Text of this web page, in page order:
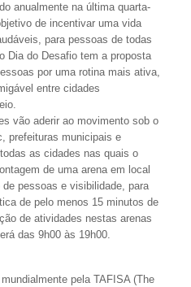
anualmente na última quarta-
de incentivar uma vida
para pessoas de todas
Dia do Desafio tem a proposta
por uma rotina mais ativa,
entre cidades
vão aderir ao movimento sob o
prefeituras municipais e
as cidades nas quais o
de uma arena em local
pessoas e visibilidade, para
de pelo menos 15 minutos de
de atividades nestas arenas
das 9h00 às 19h00.
pela TAFISA (The